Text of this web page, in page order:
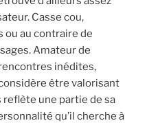
Casse cou,
au contraire de
Amateur de
inédites,
être valorisant
une partie de sa
qu’il cherche à